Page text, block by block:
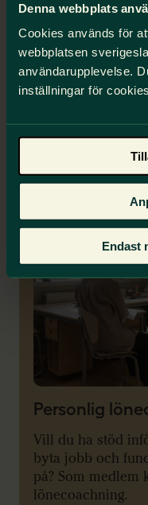
Denna webbplats
Cookies används för
webbplatsen
användarupplevelse.
inställningar för
Endast
Du kan vända dig
om ditt yrkesliv
utveckling.
och du bokar
Så går det till
Medlemsförmån
Personlig
Vill du ha stöd
byta jobb och
på? Som medlem
lönecoachning.